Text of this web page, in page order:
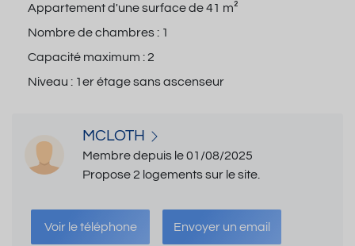
Appartement d'une surface de41 m²
Nombre de chambres : 1
Capacité maximum :2
Niveau : 1er étage sans ascenseur
MCLOTH
Membre depuis le 01/08/2025
Propose 2 logements sur le site.
Voir le téléphone Envoyer un email